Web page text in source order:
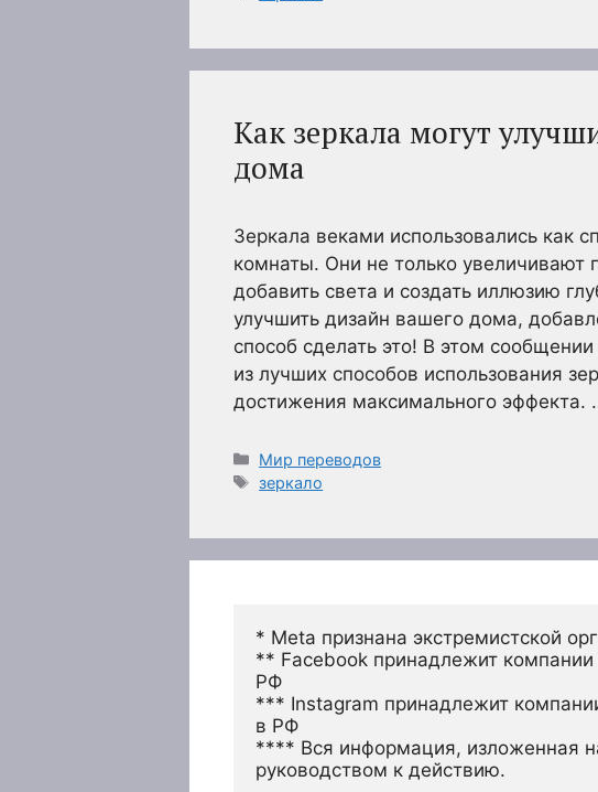
Как зеркала могут
дома
Зеркала веками использовались как
комнаты. Они не только увеличивают
добавить света и создать иллюзию
улучшить дизайн вашего дома,
способ сделать это! В этом
из лучших способов использования
достижения максимального эффекта.
Рубрики
Мир переводов
Метки
зеркало
* Meta признана экстремистской
** Facebook принадлежит компании
РФ
*** Instagram принадлежит
в РФ
**** Вся информация, изложенная
руководством к действию.